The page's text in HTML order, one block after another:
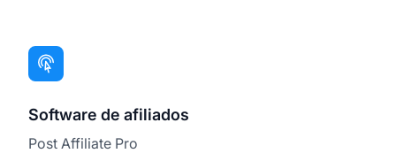
Software de afiliados
Post Affiliate Pro